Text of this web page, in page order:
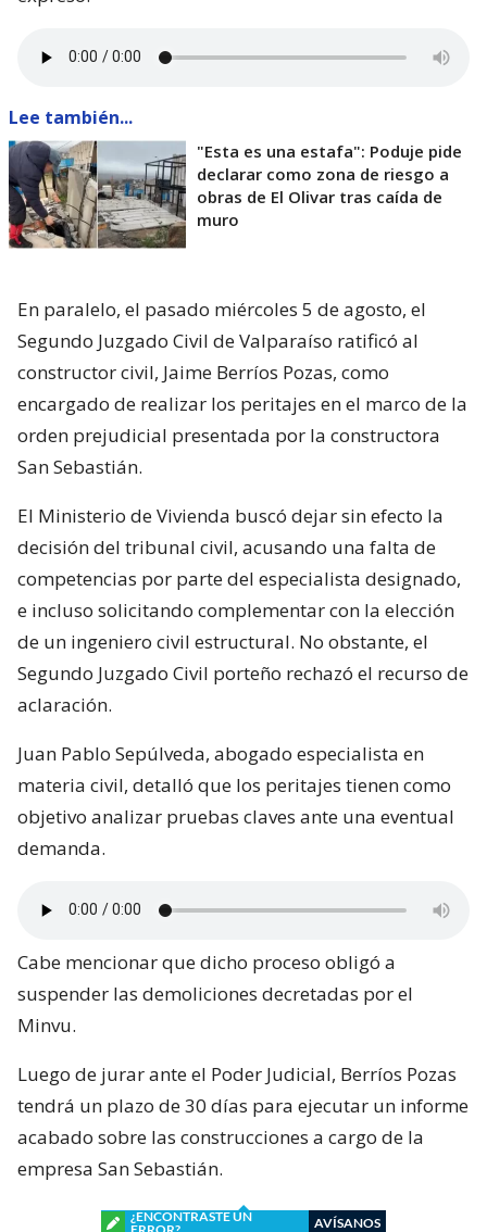
Lee también...
"Esta es una estafa": Poduje pide
declarar como zona de riesgo a
obras de El Olivar tras caída de
muro
En paralelo, el pasado miércoles 5 de agosto, el
Segundo Juzgado Civil de Valparaíso ratificó al
constructor civil, Jaime Berríos Pozas, como
encargado de realizar los peritajes en el marco de la
orden prejudicial presentada por la constructora
San Sebastián.
El Ministerio de Vivienda buscó dejar sin efecto la
decisión del tribunal civil, acusando una falta de
competencias por parte del especialista designado,
e incluso solicitando complementar con la elección
de un ingeniero civil estructural. No obstante, el
Segundo Juzgado Civil porteño rechazó el recurso de
aclaración.
Juan Pablo Sepúlveda, abogado especialista en
materia civil, detalló que los peritajes tienen como
objetivo analizar pruebas claves ante una eventual
demanda.
Cabe mencionar que dicho proceso obligó a
suspender las demoliciones decretadas por el
Minvu.
Luego de jurar ante el Poder Judicial, Berríos Pozas
tendrá un plazo de 30 días para ejecutar un informe
acabado sobre las construcciones a cargo de la
empresa San Sebastián.
¿ENCONTRASTE UN
AVÍSANOS